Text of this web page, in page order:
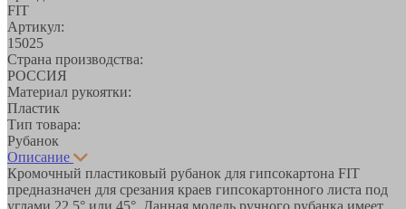
FIT
Артикул:
15025
Страна производства:
РОССИЯ
Материал рукоятки:
Пластик
Тип товара:
Рубанок
Описание
Кромочный пластиковый рубанок для гипсокартона FIT
предназначен для срезания краев гипсокартонного листа под
углами 22,5° или 45°. Данная модель ручного рубанка имеет